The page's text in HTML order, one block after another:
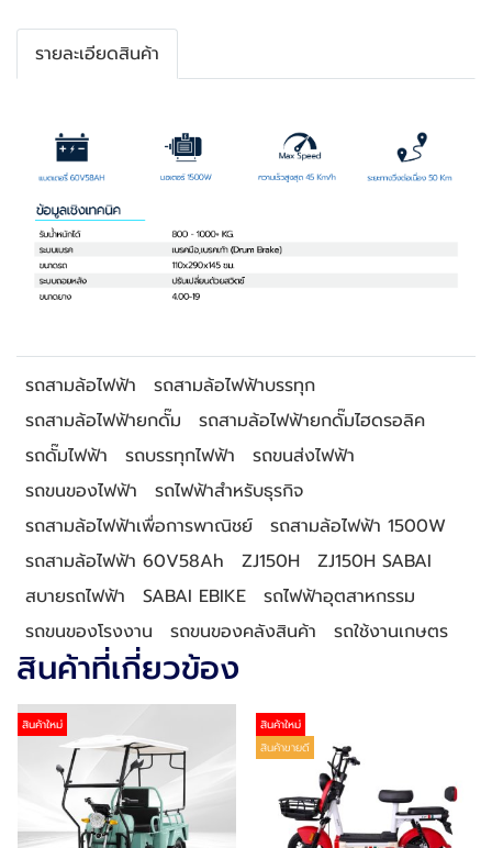
รายละเอียดสินค้า
รถสามล้อไฟฟ้า
รถสามล้อไฟฟ้าบรรทุก
รถสามล้อไฟฟ้ายกดั๊ม
รถสามล้อไฟฟ้ายกดั๊มไฮดรอลิค
รถดั๊มไฟฟ้า
รถบรรทุกไฟฟ้า
รถขนส่งไฟฟ้า
รถขนของไฟฟ้า
รถไฟฟ้าสำหรับธุรกิจ
รถสามล้อไฟฟ้าเพื่อการพาณิชย์
รถสามล้อไฟฟ้า 1500W
รถสามล้อไฟฟ้า 60V58Ah
ZJ150H
ZJ150H SABAI
สบายรถไฟฟ้า
SABAI EBIKE
รถไฟฟ้าอุตสาหกรรม
รถขนของโรงงาน
รถขนของคลังสินค้า รถใช้งานเกษตร
สินค้าที่เกี่ยวข้อง
สินค้าใหม่
สินค้าใหม่
สินค้าขายดี